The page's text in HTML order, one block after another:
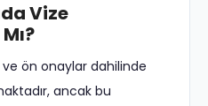
Vize
ön onaylar dahilinde
ancak bu